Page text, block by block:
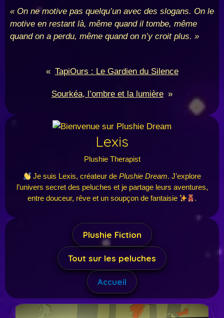
« On ne motive pas quelqu’un avec des slogans. On le
motive en restant là, même quand il tombe, même
quand on a perdu, même quand on n’y croit plus. »
« TapiOurs : Le Gardien du Silence
Sourkéa, l’ombre et la lumière »
Lexis
Plushie Therapist
Je suis Lexis, créateur de Plushie Dream. J’explore
l’univers secret des peluches et je partage leurs aventures,
entre douceur, rêve et un soupçon de fantaisie
.
Plushie Fiction
Tout sur les peluches
Accueil